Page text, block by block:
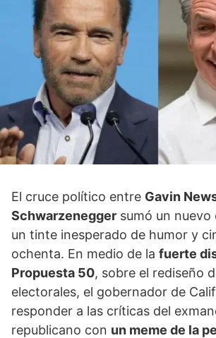
El cruce político entre Gavin
Schwarzenegger sumó un
un tinte inesperado de humor y
ochenta. En medio de la fuerte
Propuesta 50, sobre el rediseño
electorales, el gobernador de
responder a las críticas del
republicano con un meme de la